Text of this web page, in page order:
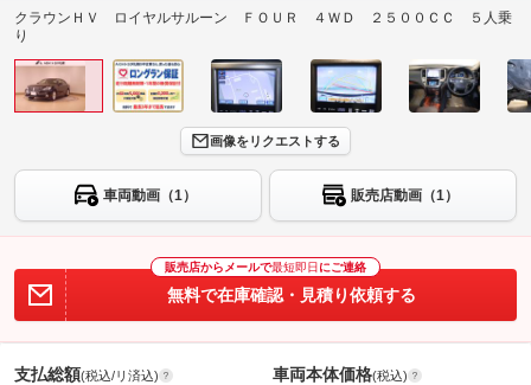
クラウンＨＶ ロイヤルサルーン ＦＯＵＲ ４ＷＤ ２５００ＣＣ ５人乗
り
画像をリクエストする
車両動画（1） 販売店動画（1）
販売店からメールで最短即日 にご連絡
無料で在庫確認・見積り依頼する
支払総額(税込/リ済込) 車両本体価格(税込)